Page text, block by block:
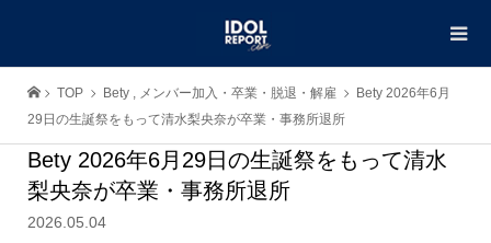
TOP Bety , メンバー加入・卒業・脱退・解雇
Bety 2026年6月
29日の生誕祭をもって清水梨央奈が卒業・事務所退所
Bety 2026年6月29日の生誕祭をもって清水
梨央奈が卒業・事務所退所
2026.05.04